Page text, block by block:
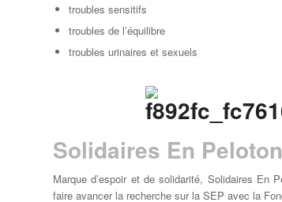
troubles sensitifs
troubles de l’équilibre
troubles urinaires et sexuels
Solidaires En Peloton
Marque d’espoir et de solidarité, Solidaires En
faire avancer la recherche sur la SEP avec la